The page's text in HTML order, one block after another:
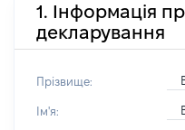
1. Інформація
декларування
Прізвище:
Ім'я: